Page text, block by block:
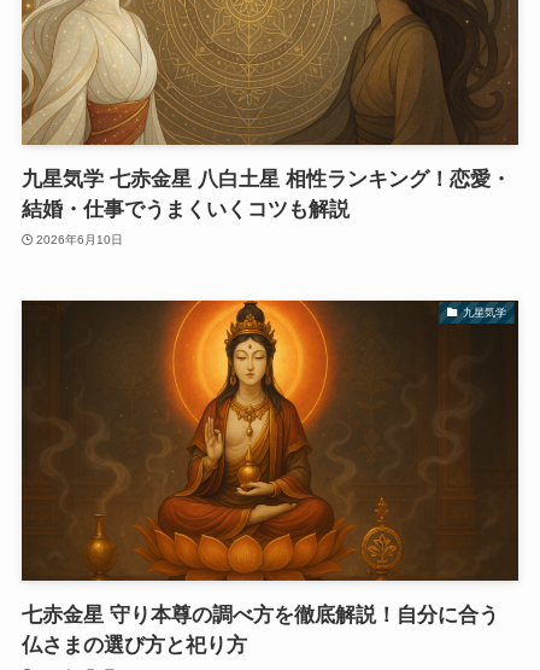
九星気学 七赤金星 八白土星 相性ランキング！恋愛・
結婚・仕事でうまくいくコツも解説
2026年6月10日
九星気学
七赤金星 守り本尊の調べ方を徹底解説！自分に合う
仏さまの選び方と祀り方